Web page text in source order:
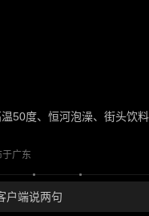
50度、恒河泡澡、街头饮
于广东
户端说两句